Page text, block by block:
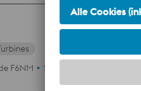
F6NM SEL 1.4313